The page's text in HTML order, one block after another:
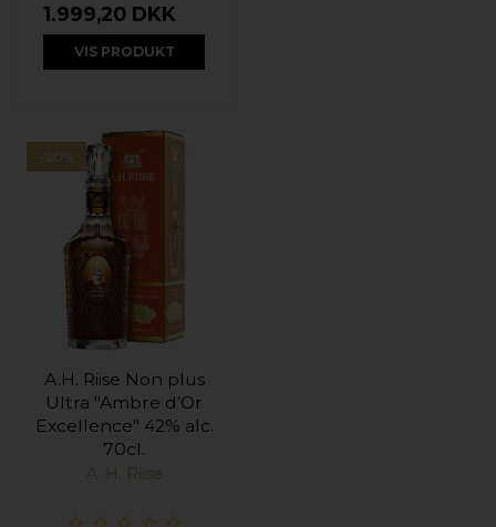
1.999,20 DKK
VIS PRODUKT
-20%
A.H. Riise Non plus
Ultra "Ambre d’Or
Excellence" 42% alc.
70cl.
A. H. Riise